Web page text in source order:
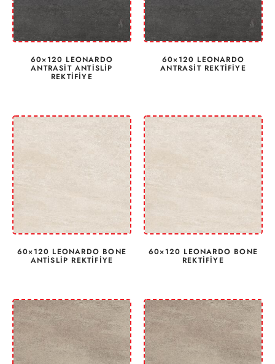
60×120 LEONARDO
ANTRASİT ANTİSLİP
REKTİFİYE
60×120 LEONARDO
ANTRASİT REKTİFİYE
60×120 LEONARDO BONE
ANTİSLİP REKTİFİYE
60×120 LEONARDO BONE
REKTİFİYE